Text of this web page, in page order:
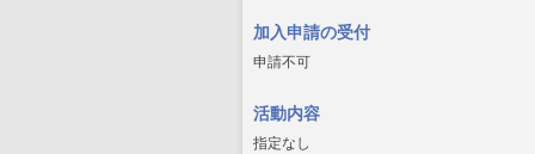
加入申請の受付
申請不可
活動内容
指定なし